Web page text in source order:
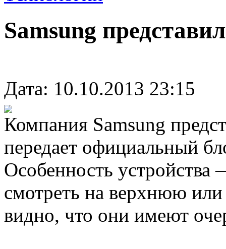
Samsung
Дата: 10.10.2013 23:15
Компания Samsung
передает официальный
Особенность
смотреть на верхнюю
видно, что они имеют